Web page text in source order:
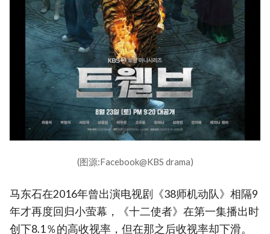
(图源:Facebook@KBS drama)
马东石在2016年曾出演电视剧《38师机动队》相隔9
年才再度回归小萤幕，《十二使者》在第一集播出时
创下8.1％的高收视率，但在那之后收视率却下滑。